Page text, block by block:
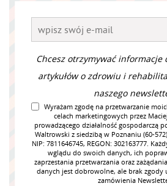
Chcesz otrzymywać informacje
artykułów o zdrowiu i
naszego
Wyrażam zgodę na przetwarzanie
celach marketingowych przez
prowadzącego działalność gospodarczą
Waltrowski z siedzibą w Poznaniu (60-
NIP: 7811646745, REGON: 302163777.
wglądu do swoich danych, ich
zaprzestania przetwarzania oraz
danych jest dobrowolne, ale brak zgody
zamówienia